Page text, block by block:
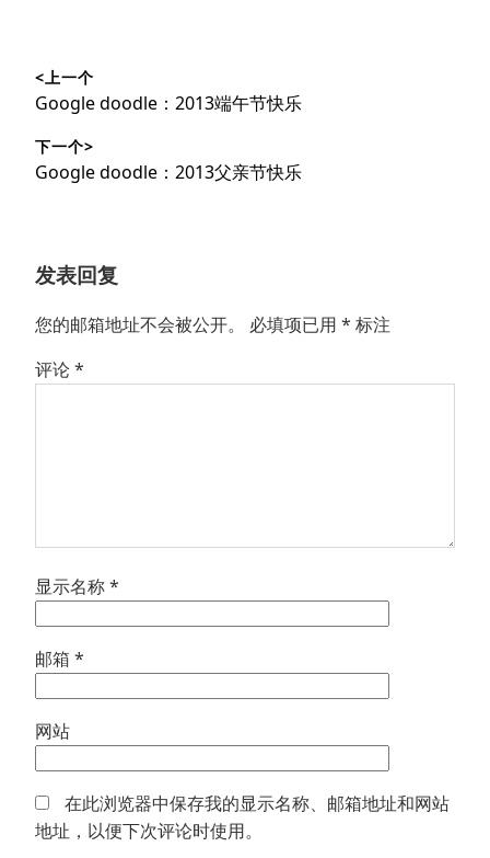
章
导
航
<上一个
上
文
章：
Google doodle：2013端午节快乐
下一个>
下
Google doodle：2013父亲节快乐
发表回复
您的邮箱地址不会被公开。 必填项已用 * 标注
评论*
显示名称*
邮箱 *
网站
在此浏览器中保存我的显示名称、邮箱地址和网站
地址，以便下次评论时使用。